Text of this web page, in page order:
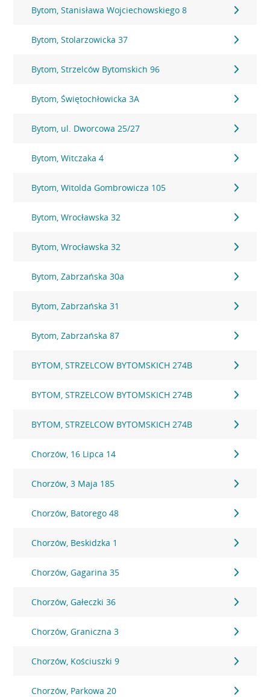
Bytom, Stanisława Wojciechowskiego 8
Bytom, Stolarzowicka 37
Bytom, Strzelców Bytomskich 96
Bytom, Świętochłowicka 3A
Bytom, ul. Dworcowa 25/27
Bytom, Witczaka 4
Bytom, Witolda Gombrowicza 105
Bytom, Wrocławska 32
Bytom, Wrocławska 32
Bytom, Zabrzańska 30a
Bytom, Zabrzańska 31
Bytom, Zabrzańska 87
BYTOM, STRZELCOW BYTOMSKICH 274B
BYTOM, STRZELCOW BYTOMSKICH 274B
BYTOM, STRZELCOW BYTOMSKICH 274B
Chorzów, 16 Lipca 14
Chorzów, 3 Maja 185
Chorzów, Batorego 48
Chorzów, Beskidzka 1
Chorzów, Gagarina 35
Chorzów, Gałeczki 36
Chorzów, Graniczna 3
Chorzów, Kościuszki 9
Chorzów, Parkowa 20